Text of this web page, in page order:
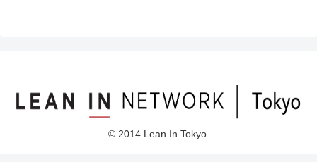
© 2014 Lean In Tokyo.